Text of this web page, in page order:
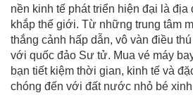
nền kinh tế phát triển hiện đại là địa
khắp thế giới. Từ những trung tâm
thắng cảnh hấp dẫn, vô vàn điều
với quốc đảo Sư tử. Mua vé máy
bạn tiết kiệm thời gian, kinh tế và
chóng đến với đất nước nhỏ bé xinh